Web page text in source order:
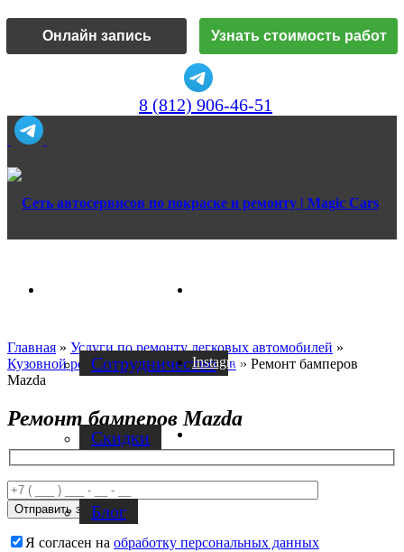
Онлайн запись Узнать стоимость работ
8 (812) 906-46-51
Cотрудничество
Скидки
Блог
Instagram
Главная » Услуги по ремонту легковых автомобилей »
Кузовной ремонт»Ремонт бамперов » Ремонт бамперов
Mazda
Ремонт бамперов Mazda
Я согласен на обработку персональных данных